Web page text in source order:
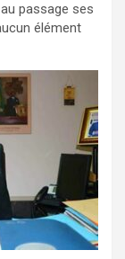
passage ses
élément